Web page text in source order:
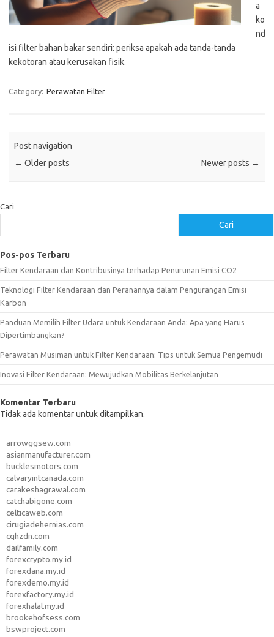
a
ko
nd
isi filter bahan bakar sendiri: periksa apakah ada tanda-tanda
kekotoran atau kerusakan fisik.
Category: Perawatan Filter
Post navigation
← Older posts Newer posts →
Cari
Cari
Pos-pos Terbaru
Filter Kendaraan dan Kontribusinya terhadap Penurunan Emisi CO2
Teknologi Filter Kendaraan dan Peranannya dalam Pengurangan Emisi
Karbon
Panduan Memilih Filter Udara untuk Kendaraan Anda: Apa yang Harus
Dipertimbangkan?
Perawatan Musiman untuk Filter Kendaraan: Tips untuk Semua Pengemudi
Inovasi Filter Kendaraan: Mewujudkan Mobilitas Berkelanjutan
Komentar Terbaru
Tidak ada komentar untuk ditampilkan.
arrowggsew.com
asianmanufacturer.com
bucklesmotors.com
calvaryintcanada.com
carakeshagrawal.com
catchabigone.com
celticaweb.com
cirugiadehernias.com
cqhzdn.com
dailfamily.com
forexcrypto.my.id
forexdana.my.id
forexdemo.my.id
forexfactory.my.id
forexhalal.my.id
brookehofsess.com
bswproject.com